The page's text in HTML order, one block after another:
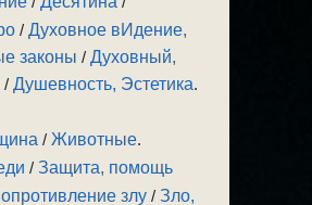
/Духовное вИдение,
законы /Духовный,
/Душевность, Эстетика.
/Животные.
/Защита, помощь
злу /Зло,